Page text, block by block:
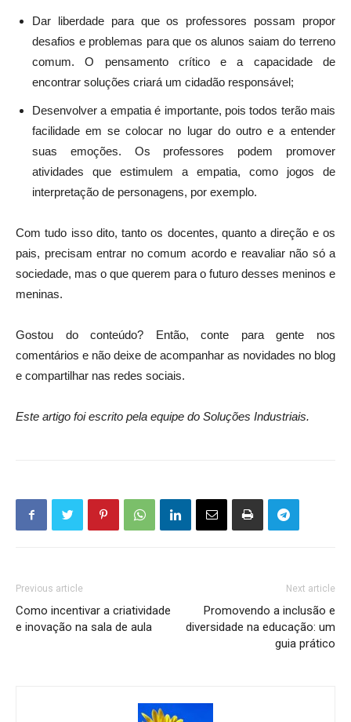
Dar liberdade para que os professores possam propor
desafios e problemas para que os alunos saiam do terreno
comum. O pensamento crítico e a capacidade de
encontrar soluções criará um cidadão responsável;
Desenvolver a empatia é importante, pois todos terão mais
facilidade em se colocar no lugar do outro e a entender
suas emoções. Os professores podem promover
atividades que estimulem a empatia, como jogos de
interpretação de personagens, por exemplo.
Com tudo isso dito, tanto os docentes, quanto a direção e os
pais, precisam entrar no comum acordo e reavaliar não só a
sociedade, mas o que querem para o futuro desses meninos e
meninas.
Gostou do conteúdo? Então, conte para gente nos
comentários e não deixe de acompanhar as novidades no blog
e compartilhar nas redes sociais.
Este artigo foi escrito pela equipe do Soluções Industriais.
Previous article
Como incentivar a criatividade
e inovação na sala de aula
Next article
Promovendo a inclusão e
diversidade na educação: um
guia prático